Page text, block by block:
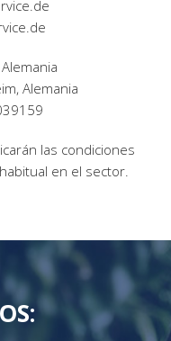
Alemania
las condiciones
en el sector.